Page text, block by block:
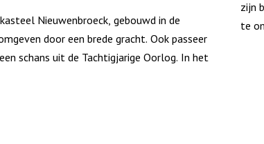
Nieuwenbroeck, gebouwd in de
door een brede gracht. Ook passeer
schans uit de Tachtigjarige Oorlog. In het
zijn
te